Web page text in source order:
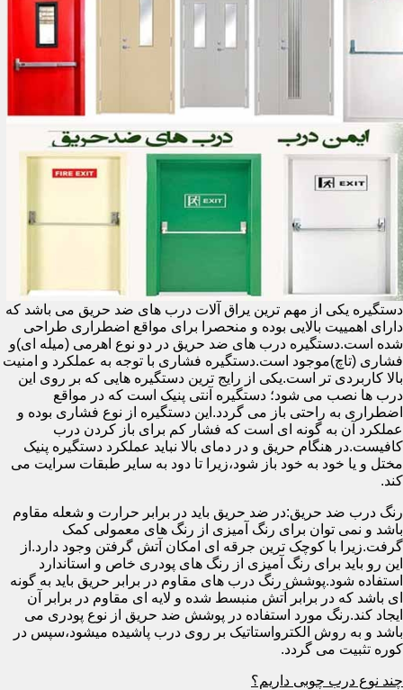
دستگیره یکی از مهم ترین یراق آلات درب های ضد حریق می باشد که
دارای اهمییت بالایی بوده و منحصرا برای مواقع اضطراری طراحی
شده است.دستگیره درب های ضد حریق در دو نوع اهرمی (میله ای)و
فشاری (تاچ)موجود است.دستگیره فشاری با توجه به عملکرد و امنیت
بالا کاربردی تر است.یکی از رایج ترین دستگیره هایی که بر روی این
درب ها نصب می شود؛ دستگیره آنتی پنیک است که در مواقع
اضطراری به راحتی باز می گردد.این دستگیره از نوع فشاری بوده و
عملکرد آن به گونه ای است که فشار کم برای باز کردن درب
کافیست.در هنگام حریق و در دمای بالا نباید عملکرد دستگیره پنیک
مختل و یا خود به خود باز شود،زیرا تا دود به سایر طبقات سرایت می
کند.
رنگ درب ضد حریق:در ضد حریق باید در برابر حرارت و شعله مقاوم
باشد و نمی توان برای رنگ آمیزی از رنگ های معمولی کمک
گرفت.زیرا با کوچک ترین جرقه ای امکان آتش گرفتن وجود دارد.از
این رو باید برای رنگ آمیزی از رنگ های پودری خاص و استاندارد
استفاده شود.پوشش رنگ درب های مقاوم در برابر حریق باید به گونه
ای باشد که در برابر آتش منبسط شده و لایه ای مقاوم در برابر آن
ایجاد کند.رنگ مورد استفاده در پوشش ضد حریق از نوع پودری می
باشد و به روش الکترواستاتیک بر روی درب پاشیده میشود،سپس در
کوره تثبیت می گردد.
چند نوع درب چوبی داریم؟